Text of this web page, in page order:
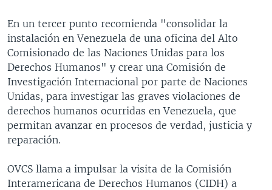
En un tercer punto recomienda "consolidar la
instalación en Venezuela de una oficina del Alto
Comisionado de las Naciones Unidas para los
Derechos Humanos" y crear una Comisión de
Investigación Internacional por parte de Naciones
Unidas, para investigar las graves violaciones de
derechos humanos ocurridas en Venezuela, que
permitan avanzar en procesos de verdad, justicia y
reparación.
OVCS llama a impulsar la visita de la Comisión
Interamericana de Derechos Humanos (CIDH) a